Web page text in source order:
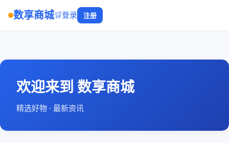
数享商城🛒登录 注册
欢迎来到 数享商城
精选好物 · 最新资讯